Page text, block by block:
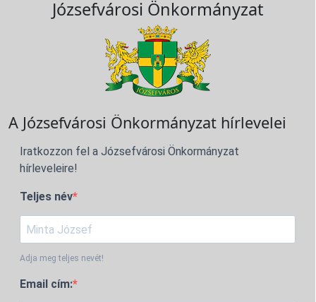
Józsefvárosi Önkormányzat
A Józsefvárosi Önkormányzat hírlevelei
Iratkozzon fel a Józsefvárosi Önkormányzat
hírleveleire!
Teljes név
Adja meg teljes nevét!
Email cím: